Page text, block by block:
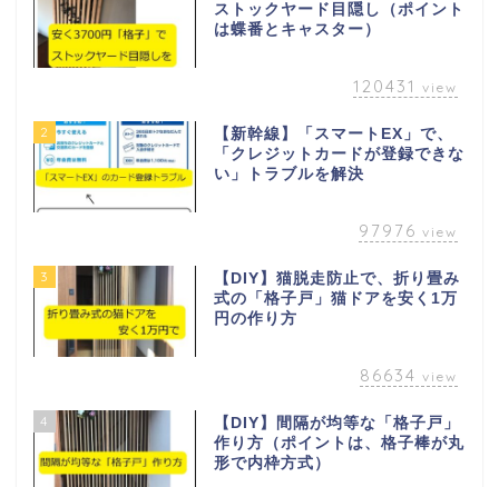
ストックヤード目隠し（ポイント
は蝶番とキャスター）
120431 view
2
【新幹線】「スマートEX」で、
「クレジットカードが登録できな
い」トラブルを解決
97976 view
3
【DIY】猫脱走防止で、折り畳み
式の「格子戸」猫ドアを安く1万
円の作り方
86634 view
4
【DIY】間隔が均等な「格子戸」
作り方（ポイントは、格子棒が丸
形で内枠方式）